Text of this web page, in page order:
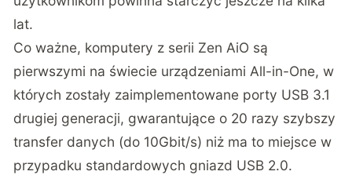
lat.
Co ważne, komputery z serii Zen AiO są
pierwszymi na świecie urządzeniami All-in-One, w
których zostały zaimplementowane porty USB 3.1
drugiej generacji, gwarantujące o 20 razy szybszy
transfer danych (do 10Gbit/s) niż ma to miejsce w
przypadku standardowych gniazd USB 2.0.